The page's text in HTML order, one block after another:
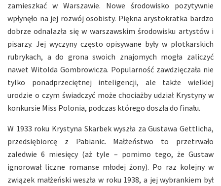
zamieszkać w Warszawie. Nowe środowisko pozytywnie
wpłynęło na jej rozwój osobisty. Piękna arystokratka bardzo
dobrze odnalazła się w warszawskim środowisku artystów i
pisarzy. Jej wyczyny często opisywane były w plotkarskich
rubrykach, a do grona swoich znajomych mogła zaliczyć
nawet Witolda Gombrowicza. Popularność zawdzięczała nie
tylko ponadprzeciętnej inteligencji, ale także wielkiej
urodzie o czym świadczyć może chociażby udział Krystyny w
konkursie Miss Polonia, podczas którego doszła do finału.
W 1933 roku Krystyna Skarbek wyszła za Gustawa Gettlicha,
przedsiębiorcę z Pabianic. Małżeństwo to przetrwało
zaledwie 6 miesięcy (aż tyle – pomimo tego, że Gustaw
ignorował liczne romanse młodej żony). Po raz kolejny w
związek małżeński weszła w roku 1938, a jej wybrankiem był